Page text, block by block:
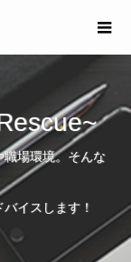
職場環境。そんな
イスします！